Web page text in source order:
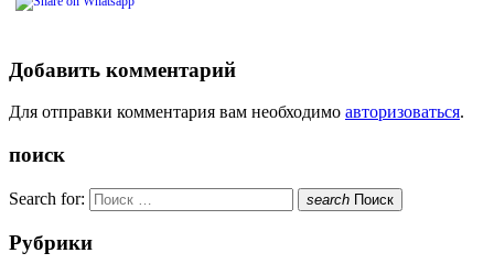
Добавить комментарий
Для отправки комментария вам необходимо авторизоваться.
поиск
Search for: search Поиск
Рубрики